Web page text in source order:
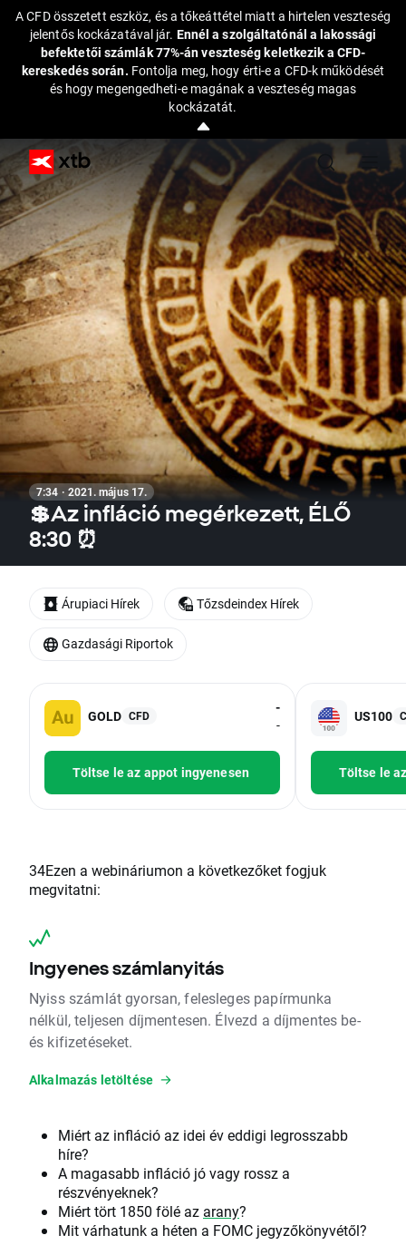
A CFD összetett eszköz, és a tőkeáttétel miatt a hirtelen veszteség
jelentős kockázatával jár. Ennél a szolgáltatónál a lakossági
befektetői számlák 77%-án veszteség keletkezik a CFD-
kereskedés során. Fontolja meg, hogy érti-e a CFD-k működését
és hogy megengedheti-e magának a veszteség magas
kockázatát.
7:34 · 2021. május 17.
💲Az infláció megérkezett, ÉLŐ
8:30 ⏰
GOLD CFD
-
-
Töltse le az appot ingyenesen
US100
Töltse le
34Ezen a webináriumon a következőket fogjuk
megvitatni:
Ingyenes számlanyitás
Nyiss számlát gyorsan, felesleges papírmunka
nélkül, teljesen díjmentesen. Élvezd a díjmentes be-
és kifizetéseket.
Alkalmazás letöltése
Miért az infláció az idei év eddigi legrosszabb
híre?
A magasabb infláció jó vagy rossz a
részvényeknek?
Miért tört 1850 fölé az arany?
Mit várhatunk a héten a FOMC jegyzőkönyvétől?
Árupiaci Hírek Tőzsdeindex Hírek
Gazdasági Riportok